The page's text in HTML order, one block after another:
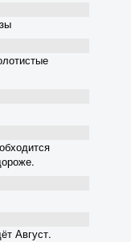
Август.